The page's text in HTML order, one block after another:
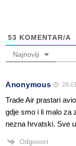
53 KOMENTAR/A
Najnoviji
Anonymous
Trade Air prastari
gdje smo i li malo za
nezna hrvatski. Sve
Odgovori